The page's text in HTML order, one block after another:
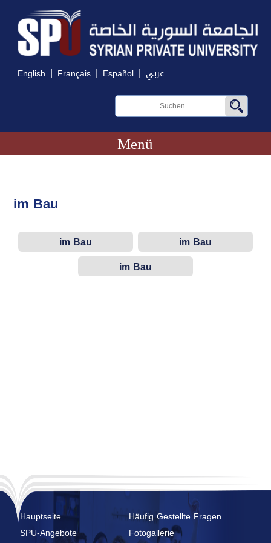
English | Français | Español | عربي
Menü
im Bau
im Bau
im Bau
im Bau
Hauptseite
Häufig Gestellte Fragen
SPU-Angebote
Fotogallerie